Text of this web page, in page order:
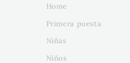
Home
Primera puesta
Niñas
Niños